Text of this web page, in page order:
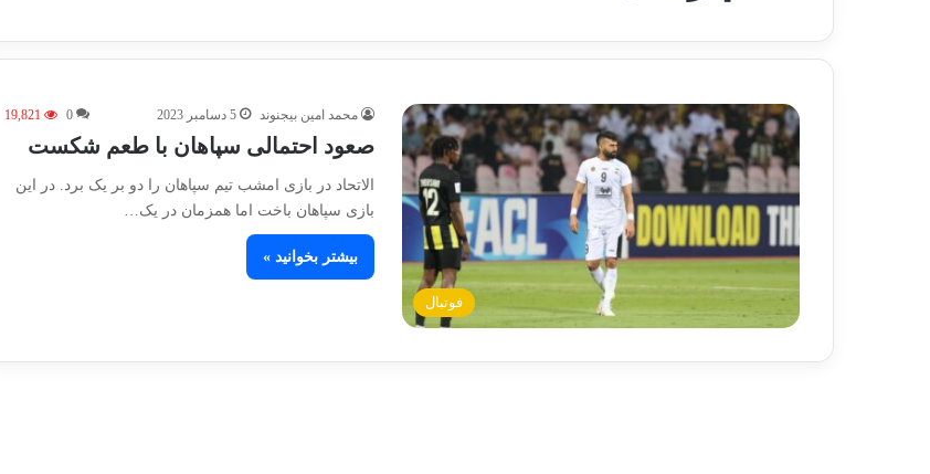
فوتبال
محمد امین بیجنوند 5 دسامبر 2023 0
19,821
صعود احتمالی سپاهان با طعم شکست
الاتحاد در بازی امشب تیم سپاهان را دو بر یک برد. در این
بازی سپاهان باخت اما همزمان در یک…
بیشتر بخوانید »